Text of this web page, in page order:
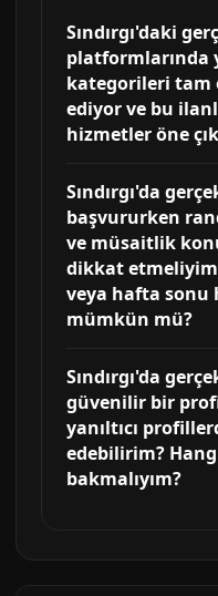
Sındırgı'daki
platformlarında
kategorileri tam
ediyor ve bu
hizmetler öne
Sındırgı'da
başvururken
ve müsaitlik
dikkat
veya hafta sonu
mümkün mü?
Sındırgı'da
güvenilir bir
yanıltıcı
edebilirim?
bakmalıyım?